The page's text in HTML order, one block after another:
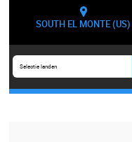
SOUTH EL MONTE (US)
Selectie landen